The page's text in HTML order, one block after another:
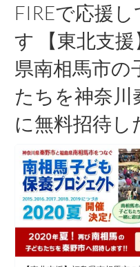
FIREで応援し
す 【東北支援
県南相馬市の
たちを神奈川
に無料招待し